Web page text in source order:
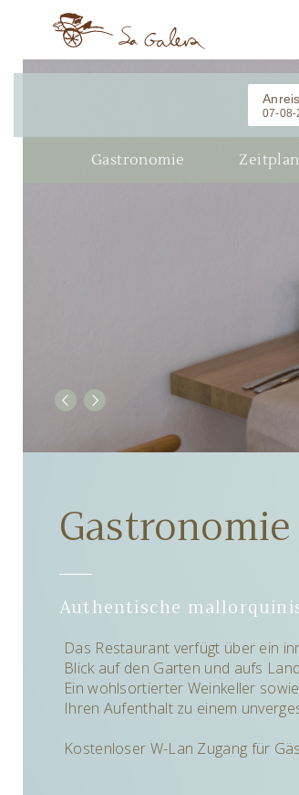
Gastronomie Zeitplan
Authentische
Das Restaurant verfügt über ein
Blick auf den Garten und aufs
Ein wohlsortierter Weinkeller
Ihren Aufenthalt zu einem
Kostenloser W-Lan Zugang für